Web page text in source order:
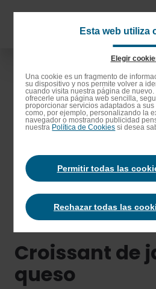
Croissant de
queso
Esta web utiliza
Elegir
Una cookie es un fragmento de
su dispositivo y nos permite volver a
cuando visita nuestra página de
ofrecerle una página web sencilla,
proporcionar servicios adaptados a
como, por ejemplo, personalizando la
navegador o mostrando publicidad
nuestra Política de Cookies si desea
Permitir todas las
Rechazar todas las